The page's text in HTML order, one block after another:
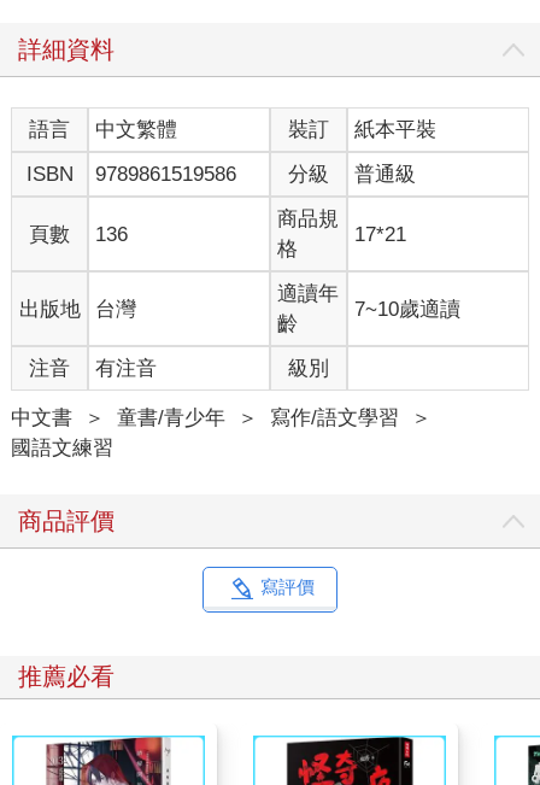
詳細資料
語言 中文繁體 裝訂
紙本平裝
ISBN
9789861519586 分級 普通級
頁數 136
商品規
格
17*21
出版地 台灣
適讀年
齡
7~10歲適讀
注音 有注音 級別
中文書 ＞ 童書/青少年 ＞ 寫作/語文學習
＞
國語文練習
商品評價
寫評價
相關主題